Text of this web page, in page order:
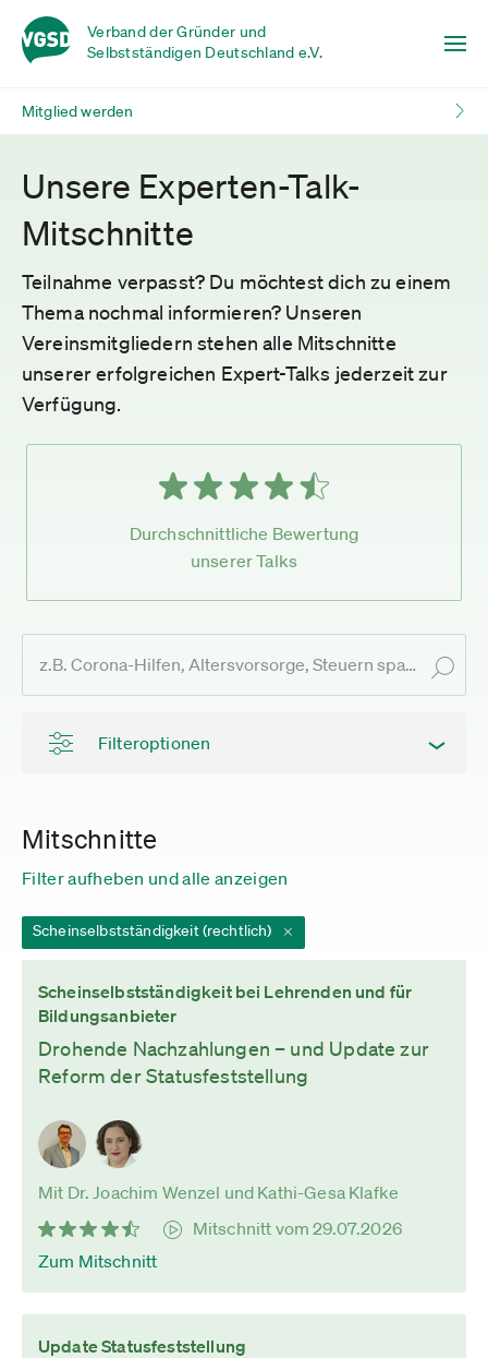
Verband der Gründer und
Selbstständigen Deutschland e.V.
Mitglied werden
Unsere Experten-Talk-
Mitschnitte
Teilnahme verpasst? Du möchtest dich zu einem
Thema nochmal informieren? Unseren
Vereinsmitgliedern stehen alle Mitschnitte
unserer erfolgreichen Expert-Talks jederzeit zur
Verfügung.
Durchschnittliche Bewertung
unserer Talks
Filteroptionen
Mitschnitte
Filter aufheben und alle anzeigen
Scheinselbstständigkeit (rechtlich)
Scheinselbstständigkeit bei Lehrenden und für
Bildungsanbieter
Drohende Nachzahlungen – und Update zur
Reform der Statusfeststellung
Mit Dr. Joachim Wenzel und Kathi-Gesa Klafke
Mitschnitt vom 29.07.2026
Zum Mitschnitt
Update Statusfeststellung